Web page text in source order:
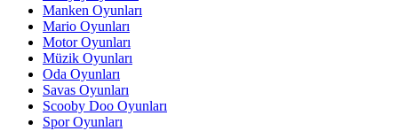
Manken Oyunları
Mario Oyunları
Motor Oyunları
Müzik Oyunları
Oda Oyunları
Savas Oyunları
Scooby Doo Oyunları
Spor Oyunları